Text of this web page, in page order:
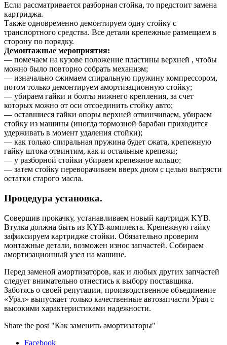
Если рассматривается разборная стойка, то предстоит замена
картриджа.
Также одновременно демонтируем одну стойку с
транспортного средства. Все детали крепежные размещаем в
сторону по порядку.
Демонтажные мероприятия:
— помечаем на кузове положение пластины верхней , чтобы
можно было повторно собрать механизм;
— изначально сжимаем спиральную пружину компрессором,
потом только демонтируем амортизационную стойку;
— убираем гайки и болты нижнего крепления, за счет
которых можно от оси отсоединить стойку авто;
— оставшиеся гайки опоры верхней отвинчиваем, убираем
стойку из машины (иногда тормозной барабан приходится
удерживать в момент удаления стойки);
— как только спиральная пружина будет сжата, крепежную
гайку штока отвинтим, как и остальные крепежи;
— у разборной стойки убираем крепежное кольцо;
— затем стойку переворачиваем вверх дном с целью вытрясти
остатки старого масла.
Процедура установка.
Совершив прокачку, устанавливаем новый картридж KYB.
Втулка должна быть из KYB-комплекта. Крепежную гайку
зафиксируем картридже стойки. Обязательно проверим
монтажные детали, возможен износ запчастей. Собираем
амортизационный узел на машине.
Перед заменой амортизаторов, как и любых других запчастей
следует внимательно отнестись к выбору поставщика.
Заботясь о своей репутации, производственное объединение
«Урал» выпускает только качественные автозапчасти Урал с
высокими характеристиками надежности.
Share the post "Как заменить амортизаторы"
Facebook